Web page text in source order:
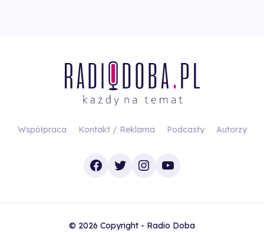
Współpraca Kontakt / Reklama Podcasty Autorzy
Facebook
TwitterInstagram
YouTube
© 2026 Copyright - Radio Doba